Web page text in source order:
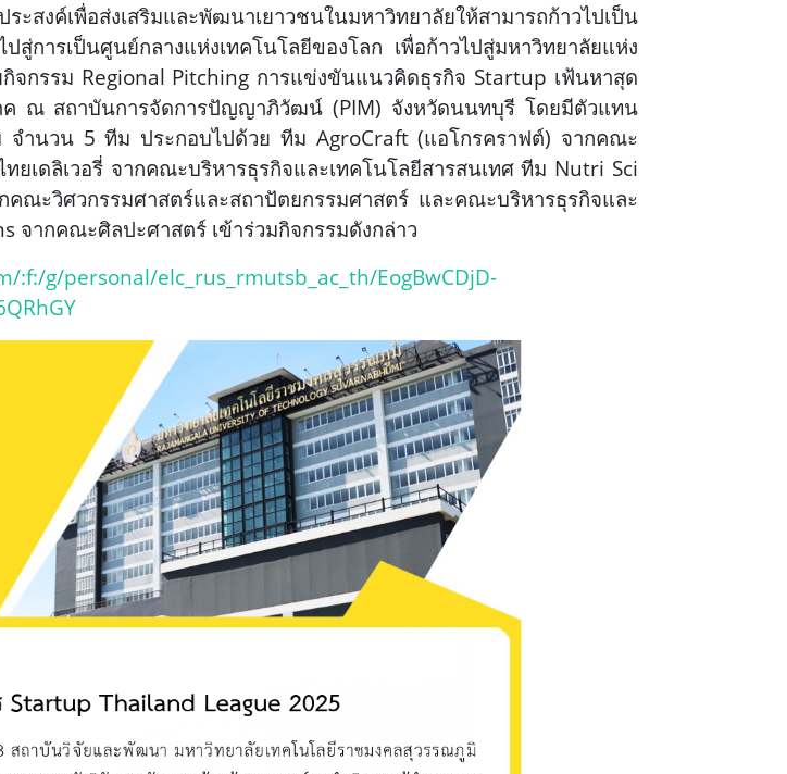
งค์เพื่อส่งเสริมและพัฒนาเยาวชนในมหาวิทยาลัยให้สามารถก้าวไปเป็น
สู่การเป็นศูนย์กลางแห่งเทคโนโลยีของโลก เพื่อก้าวไปสู่มหาวิทยาลัยแห่ง
กรรม Regional Pitching การแข่งขันแนวคิดธุรกิจ Startup เฟ้นหาสุด
ณ สถาบันการจัดการปัญญาภิวัฒน์ (PIM) จังหวัดนนทบุรี โดยมีตัวแทน
จำนวน 5 ทีม ประกอบไปด้วย ทีม AgroCraft (แอโกรคราฟต์) จากคณะ
ยเดลิเวอรี่ จากคณะบริหารธุรกิจและเทคโนโลยีสารสนเทศ ทีม Nutri Sci
ณะวิศวกรรมศาสตร์และสถาปัตยกรรมศาสตร์ และคณะบริหารธุรกิจและ
จากคณะศิลปะศาสตร์ เข้าร่วมกิจกรรมดังกล่าว
g/personal/elc_rus_rmutsb_ac_th/EogBwCDjD-